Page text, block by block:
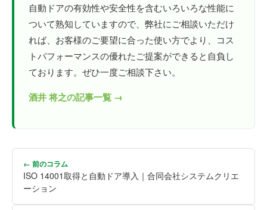
自動ドアの有効性や安全性を含むいろいろな性能に
ついて熟知していますので、弊社にご相談いただけ
れば、お客様のご要望に合った使い方でより、コス
トパフォーマンスの優れたご提案ができると自負し
ております。ぜひ一度ご相談下さい。
酒井 将之の記事一覧 →
← 前のコラム
ISO 14001取得と自動ドア導入｜合同会社システムクリエ
ーション